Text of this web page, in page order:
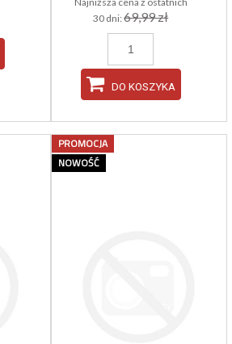
30 dni:69,99 zł
DO KOSZYKA
PROMOCJA
NOWOŚĆ